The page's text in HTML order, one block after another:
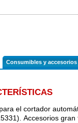
Consumibles y accesorios
el cortador
Accesorios